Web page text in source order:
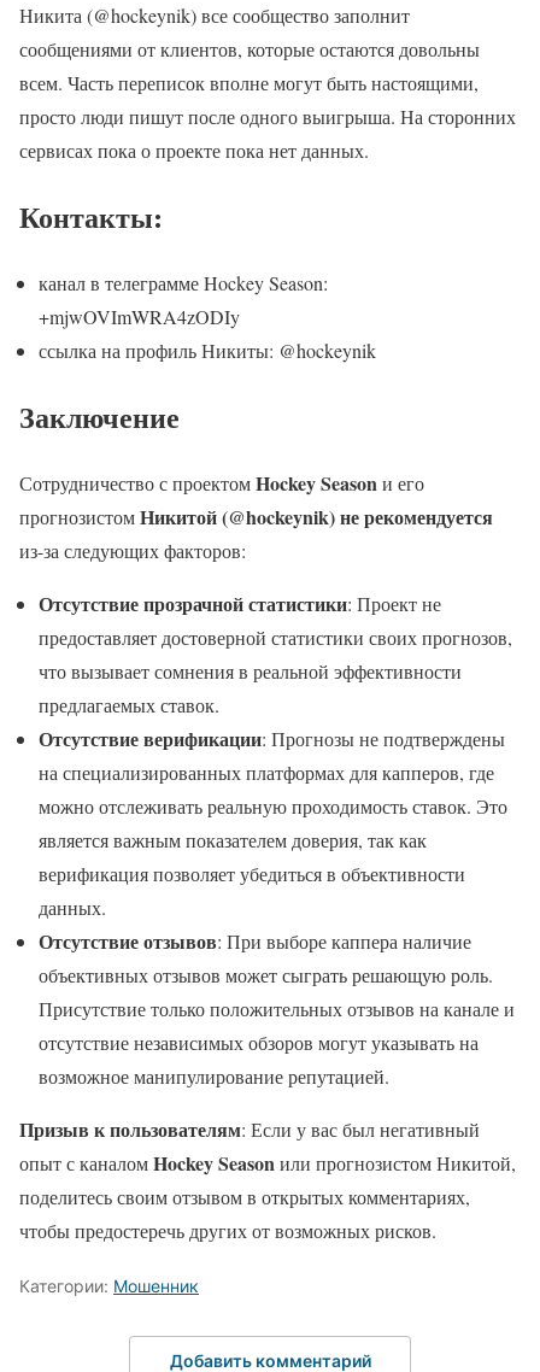
Никита (@hockeynik) все сообщество заполнит
сообщениями от клиентов, которые остаются довольны
всем. Часть переписок вполне могут быть настоящими,
просто люди пишут после одного выигрыша. На сторонних
сервисах пока о проекте пока нет данных.
Контакты:
канал в телеграмме Hockey Season:
+mjwOVImWRA4zODIy
ссылка на профиль Никиты: @hockeynik
Заключение
Сотрудничество с проектомHockey Seasonи его
прогнозистомНикитой (@hockeynik)не рекомендуется
из-за следующих факторов:
Отсутствие прозрачной статистики: Проект не
предоставляет достоверной статистики своих прогнозов,
что вызывает сомнения в реальной эффективности
предлагаемых ставок.
Отсутствие верификации: Прогнозы не подтверждены
на специализированных платформах для капперов, где
можно отслеживать реальную проходимость ставок. Это
является важным показателем доверия, так как
верификация позволяет убедиться в объективности
данных.
Отсутствие отзывов: При выборе каппера наличие
объективных отзывов может сыграть решающую роль.
Присутствие только положительных отзывов на канале и
отсутствие независимых обзоров могут указывать на
возможное манипулирование репутацией.
Призыв к пользователям: Если у вас был негативный
опыт с каналомHockey Seasonили прогнозистом Никитой,
поделитесь своим отзывом в открытых комментариях,
чтобы предостеречь других от возможных рисков.
Категории: Мошенник
Добавить комментарий